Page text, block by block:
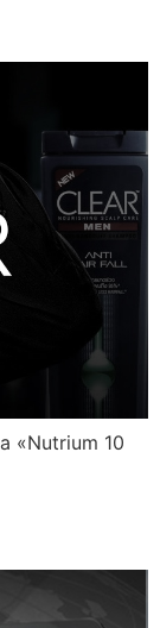
«Nutrium 10